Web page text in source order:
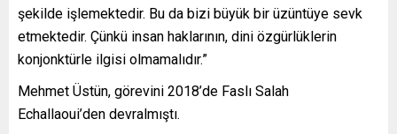
şekilde işlemektedir. Bu da bizi büyük bir üzüntüye sevk
etmektedir. Çünkü insan haklarının, dini özgürlüklerin
konjonktürle ilgisi olmamalıdır.”
Mehmet Üstün, görevini 2018’de Faslı Salah
Echallaoui’den devralmıştı.